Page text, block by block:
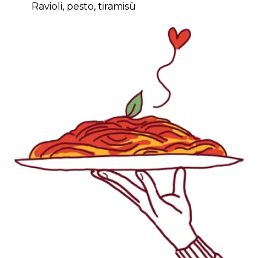
Ravioli, pesto, tiramisù